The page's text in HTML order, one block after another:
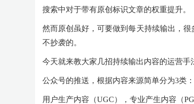
搜索中对于带有原创标识文章的权重提升。
然而原创虽好，可要做到每天持续输出，
不抄袭的。
今天就来教大家几招持续输出内容的运营手
公众号的推送，根据内容来源简单分为3类：
用户生产内容（UGC），专业产生内容（